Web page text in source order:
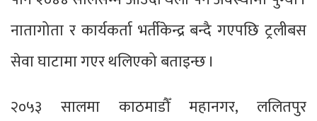
नातागोता र कार्यकर्ता भर्तीकेन्द्र बन्दै गएपछि ट्रलीबस
सेवा घाटामा गएर थलिएको बताइन्छ ।
२०५३ सालमा काठमाडौँ महानगर, ललितपुर